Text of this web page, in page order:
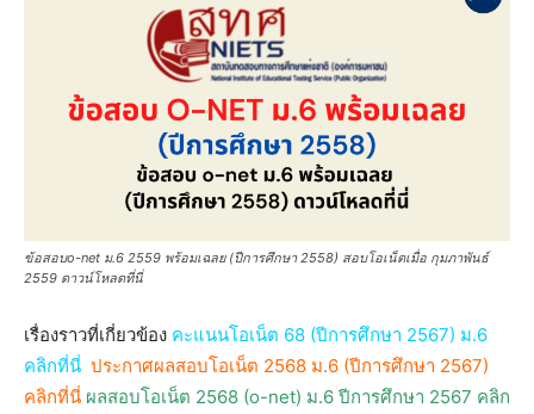
ข้อสอบo-net ม.6 2559 พร้อมเฉลย (ปีการศึกษา 2558) สอบโอเน็ตเมื่อ กุมภาพันธ์
2559 ดาวน์โหลดที่นี่
เรื่องราวที่เกี่ยวข้อง คะแนนโอเน็ต 68 (ปีการศึกษา 2567) ม.6
คลิกที่นี่ ประกาศผลสอบโอเน็ต 2568 ม.6 (ปีการศึกษา 2567)
คลิกที่นี่ ผลสอบโอเน็ต 2568 (o-net) ม.6 ปีการศึกษา 2567 คลิก